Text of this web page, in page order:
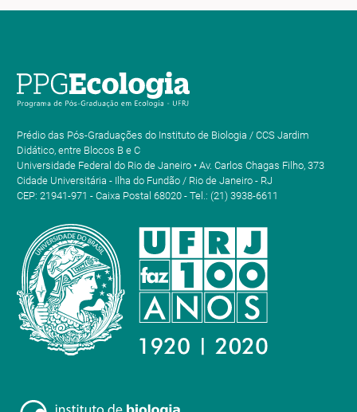
Prédio das Pós-Graduações do Instituto de Biologia / CCS Jardim
Didático, entre Blocos B e C
Universidade Federal do Rio de Janeiro • Av. Carlos Chagas Filho, 373
Cidade Universitária - Ilha do Fundão / Rio de Janeiro - RJ
CEP: 21941-971 - Caixa Postal 68020 - Tel.: (21) 3938-6611